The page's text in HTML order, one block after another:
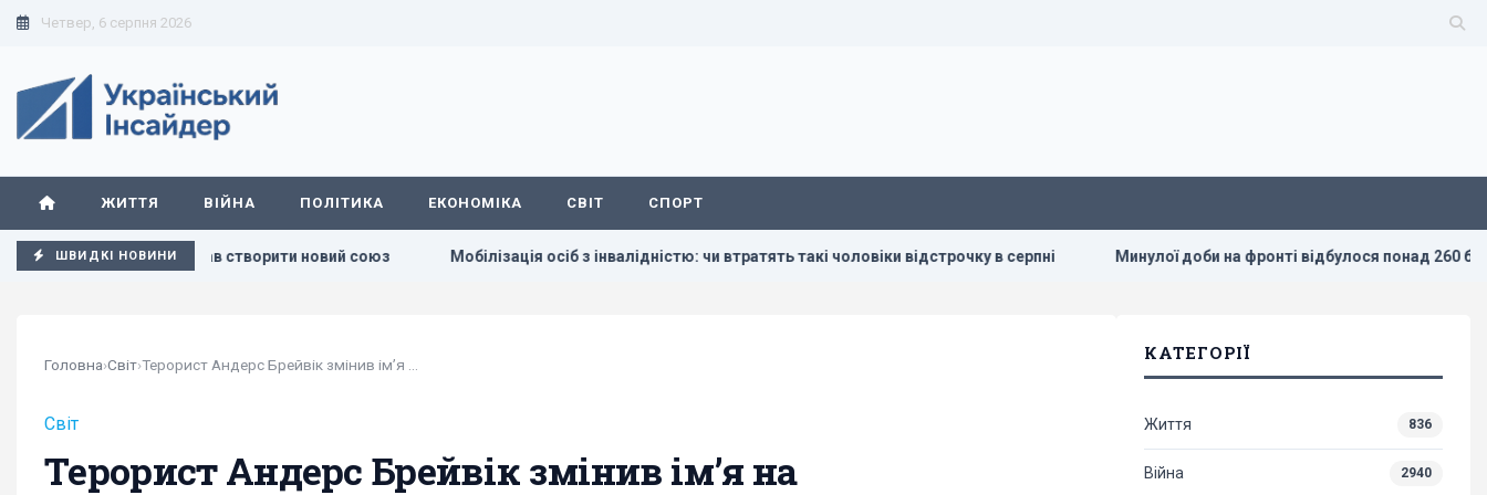
Четвер, 6 серпня 2026
ЖИТТЯ ВІЙНА ПОЛІТИКА ЕКОНОМІКА СВІТ СПОРТ
ШВИДКІ НОВИНИ
створити новий союз Мобілізація осіб з інвалідністю: чи втратять такі чоловіки відстрочку в серпні Минулої доби на фронті відбулося понад 260 боїв Росія
Головна›Світ›
Світ
Терорист Андерс Брейвік змінив імʼя на
КАТЕГОРІЇ
Життя 836
Війна 2940